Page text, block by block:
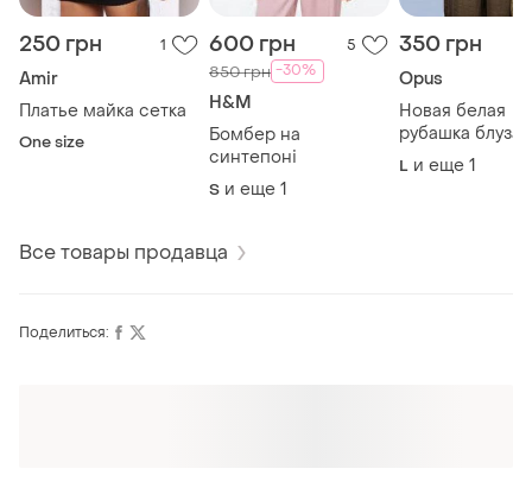
250 грн 1
Amir
Платье майка сетка
One size
600 грн 5
850 грн -30%
H&M
Бомбер на
синтепоні
S и еще 1
350 грн
Opus
Новая белая
рубашка блуза
свободная
L и еще 1
Все товары продавца
Поделиться: